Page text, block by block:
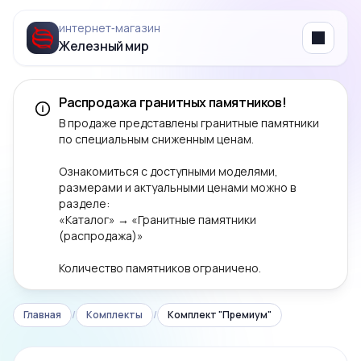
интернет‑магазин
Железный мир Menu
Распродажа гранитных памятников!
В продаже представлены гранитные памятники
по специальным сниженным ценам.
Ознакомиться с доступными моделями,
размерами и актуальными ценами можно в
разделе:
«Каталог» → «Гранитные памятники
(распродажа)»
Количество памятников ограничено.
Главная / Комплекты / Комплект "Премиум"
‹